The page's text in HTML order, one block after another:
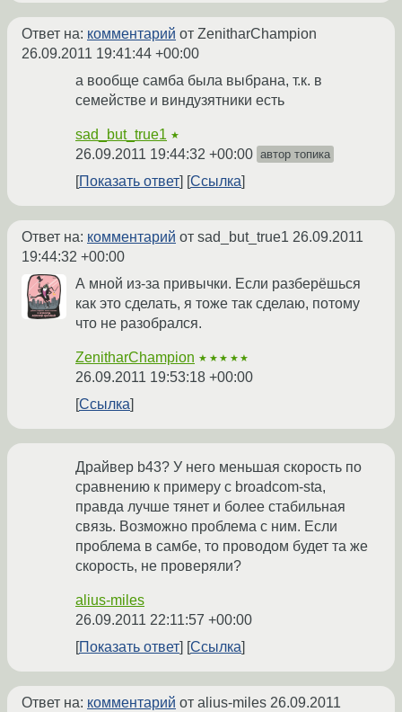
Ответ на: комментарий от ZenitharChampion
26.09.2011 19:41:44 +00:00
а вообще самба была выбрана, т.к. в
семействе и виндузятники есть
sad_but_true1 ★
26.09.2011 19:44:32 +00:00 автор топика
Показать ответ Ссылка
Ответ на: комментарий от sad_but_true1 26.09.2011
19:44:32 +00:00
А мной из-за привычки. Если разберёшься
как это сделать, я тоже так сделаю, потому
что не разобрался.
ZenitharChampion ★★★★★
26.09.2011 19:53:18 +00:00
Ссылка
Драйвер b43? У него меньшая скорость по
сравнению к примеру с broadcom-sta,
правда лучше тянет и более стабильная
связь. Возможно проблема с ним. Если
проблема в самбе, то проводом будет та же
скорость, не проверяли?
alius-miles
26.09.2011 22:11:57 +00:00
Показать ответ
Ссылка
Ответ на: комментарий от alius-miles 26.09.2011